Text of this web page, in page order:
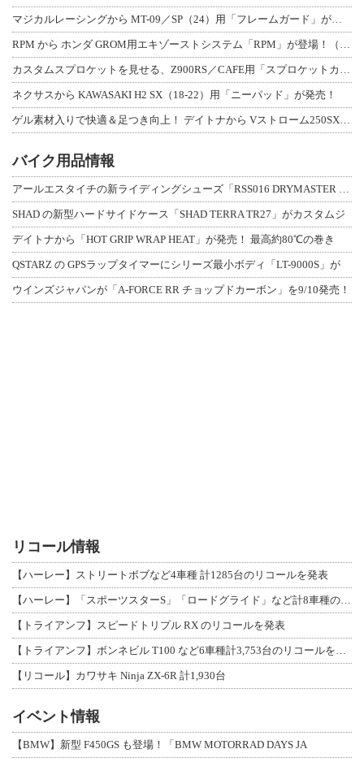
ネクサスから KAWASAKI H2 SX（18-22）用「ニーパッド」が発売！
バイク用品情報
SHAD の新型ハードサイドケース「SHAD TERRA TR27」がカスタムジ
デイトナから「HOT GRIP WRAP HEAT」が発売！ 最高約80℃の巻き
QSTARZ の GPSラップタイマーにシリーズ最小ボディ「LT-9000S」が
ウインズジャパンが「A-FORCE RR チョップドカーボン」を9/10発売！
リコール情報
【ハーレー】ストリートボブなど4車種 計1285台のリコールを発表
【トライアンフ】スピードトリプル RX のリコールを発表
【リコール】カワサキ Ninja ZX-6R 計1,930台
イベント情報
【BMW】新型 F450GS も登場！「BMW MOTORRAD DAYS JA